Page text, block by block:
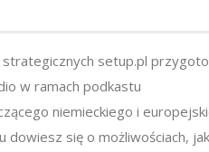
setup.pl
w ramach podkastu
niemieckiego i
dowiesz się o możliwościach,